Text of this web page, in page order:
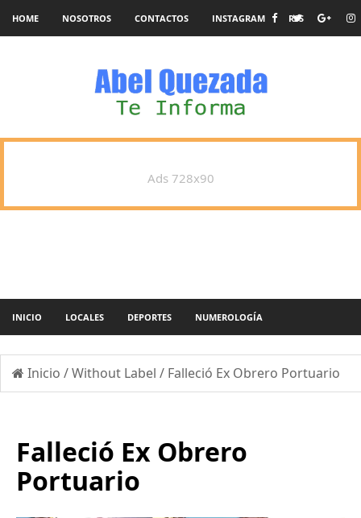
HOME NOSOTROS CONTACTOS INSTAGRAM RSS
Ads 728x90
INICIO LOCALES DEPORTES NUMEROLOGÍA
Inicio /Without Label / Falleció Ex Obrero Portuario
Falleció Ex Obrero
Portuario